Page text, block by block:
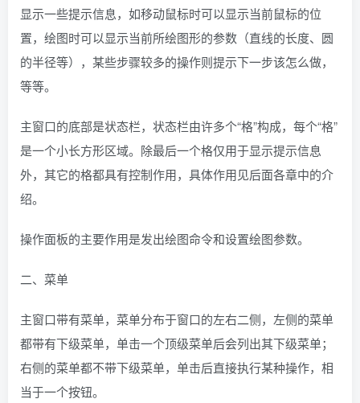
显示一些提示信息，如移动鼠标时可以显示当前鼠标的位
置，绘图时可以显示当前所绘图形的参数（直线的长度、圆
的半径等），某些步骤较多的操作则提示下一步该怎么做，
等等。
主窗口的底部是状态栏，状态栏由许多个“格”构成，每个“格”
是一个小长方形区域。除最后一个格仅用于显示提示信息
外，其它的格都具有控制作用，具体作用见后面各章中的介
绍。
操作面板的主要作用是发出绘图命令和设置绘图参数。
二、菜单
主窗口带有菜单，菜单分布于窗口的左右二侧，左侧的菜单
都带有下级菜单，单击一个顶级菜单后会列出其下级菜单；
右侧的菜单都不带下级菜单，单击后直接执行某种操作，相
当于一个按钮。